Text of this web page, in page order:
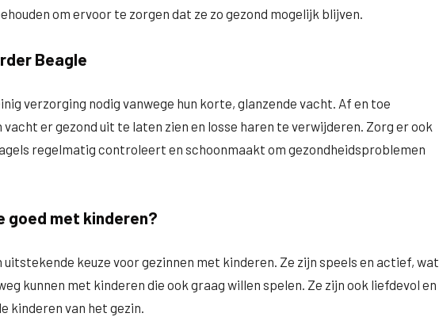
om ervoor te zorgen dat ze zo gezond mogelijk blijven.
Beagle
verzorging nodig vanwege hun korte, glanzende vacht. Af en toe
vacht er gezond uit te laten zien en losse haren te verwijderen. Zorg er ook
regelmatig controleert en schoonmaakt om gezondheidsproblemen
goed met kinderen?
uitstekende keuze voor gezinnen met kinderen. Ze zijn speels en actief, wat
kunnen met kinderen die ook graag willen spelen. Ze zijn ook liefdevol en
kinderen van het gezin.